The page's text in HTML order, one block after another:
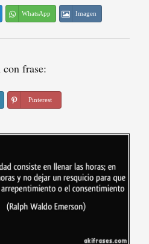
WhatsApp Imagen
con frase:
Pinterest